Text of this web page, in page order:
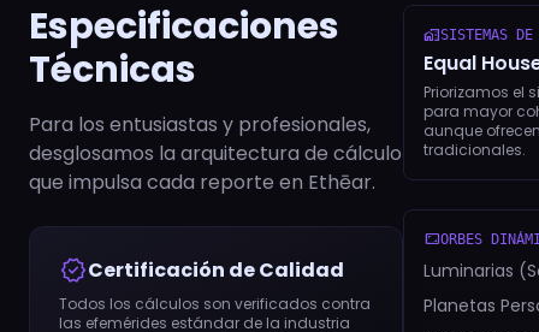
Especificaciones
Técnicas
Para los entusiastas y profesionales,
desglosamos la arquitectura de cálculo
que impulsa cada reporte en Ethēar.
verifiedCertificación de Calidad
Todos los cálculos son verificados contra
las efemérides estándar de la industria
home_workSISTEMAS DE
Equal
Priorizamos el
para mayor
aunque
tradicionales.
aspect_ratioORBES
Luminarias
Planetas